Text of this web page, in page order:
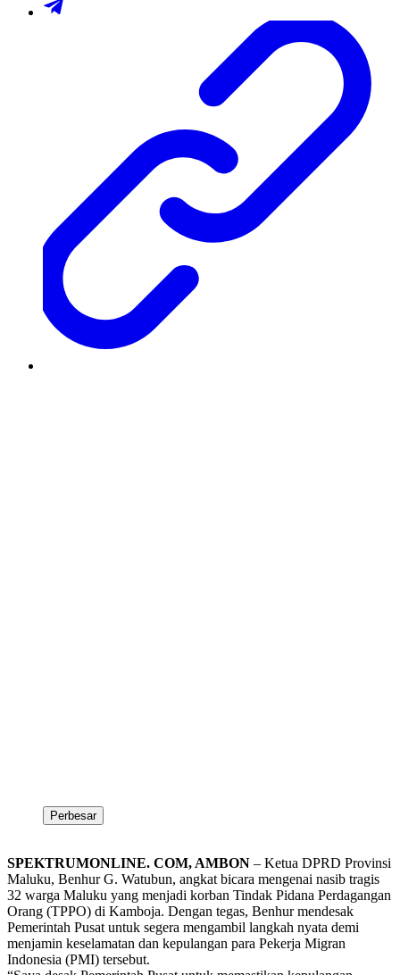
Perbesar
SPEKTRUMONLINE. COM, AMBON – Ketua DPRD Provinsi
Maluku, Benhur G. Watubun, angkat bicara mengenai nasib tragis
32 warga Maluku yang menjadi korban Tindak Pidana Perdagangan
Orang (TPPO) di Kamboja. Dengan tegas, Benhur mendesak
Pemerintah Pusat untuk segera mengambil langkah nyata demi
menjamin keselamatan dan kepulangan para Pekerja Migran
Indonesia (PMI) tersebut.